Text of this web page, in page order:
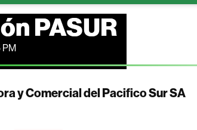
PASUR
PM
y Comercial del Pacifico Sur SA